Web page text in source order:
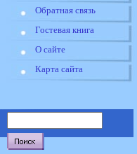
Обратная связь
Гостевая книга
О сайте
Карта сайта